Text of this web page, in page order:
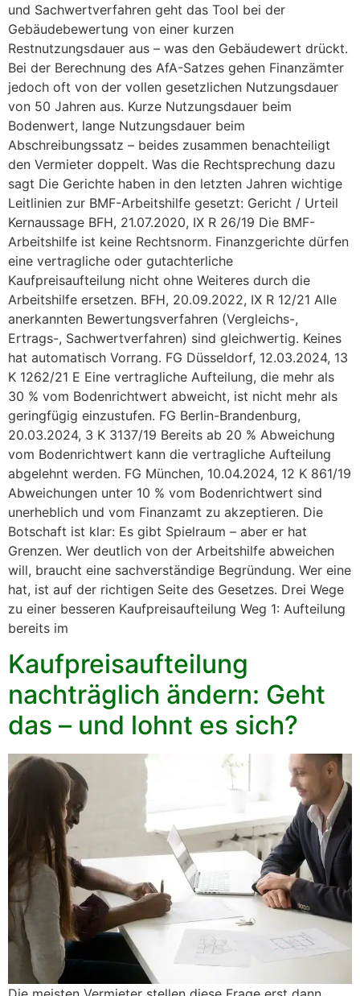
und Sachwertverfahren geht das Tool bei der
Gebäudebewertung von einer kurzen
Restnutzungsdauer aus – was den Gebäudewert drückt.
Bei der Berechnung des AfA-Satzes gehen Finanzämter
jedoch oft von der vollen gesetzlichen Nutzungsdauer
von 50 Jahren aus. Kurze Nutzungsdauer beim
Bodenwert, lange Nutzungsdauer beim
Abschreibungssatz – beides zusammen benachteiligt
den Vermieter doppelt. Was die Rechtsprechung dazu
sagt Die Gerichte haben in den letzten Jahren wichtige
Leitlinien zur BMF-Arbeitshilfe gesetzt: Gericht / Urteil
Kernaussage BFH, 21.07.2020, IX R 26/19 Die BMF-
Arbeitshilfe ist keine Rechtsnorm. Finanzgerichte dürfen
eine vertragliche oder gutachterliche
Kaufpreisaufteilung nicht ohne Weiteres durch die
Arbeitshilfe ersetzen. BFH, 20.09.2022, IX R 12/21 Alle
anerkannten Bewertungsverfahren (Vergleichs-,
Ertrags-, Sachwertverfahren) sind gleichwertig. Keines
hat automatisch Vorrang. FG Düsseldorf, 12.03.2024, 13
K 1262/21 E Eine vertragliche Aufteilung, die mehr als
30 % vom Bodenrichtwert abweicht, ist nicht mehr als
geringfügig einzustufen. FG Berlin-Brandenburg,
20.03.2024, 3 K 3137/19 Bereits ab 20 % Abweichung
vom Bodenrichtwert kann die vertragliche Aufteilung
abgelehnt werden. FG München, 10.04.2024, 12 K 861/19
Abweichungen unter 10 % vom Bodenrichtwert sind
unerheblich und vom Finanzamt zu akzeptieren. Die
Botschaft ist klar: Es gibt Spielraum – aber er hat
Grenzen. Wer deutlich von der Arbeitshilfe abweichen
will, braucht eine sachverständige Begründung. Wer eine
hat, ist auf der richtigen Seite des Gesetzes. Drei Wege
zu einer besseren Kaufpreisaufteilung Weg 1: Aufteilung
bereits im
Kaufpreisaufteilung
nachträglich ändern: Geht
das – und lohnt es sich?